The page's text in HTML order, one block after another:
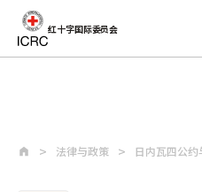
红十字国际委员会
法律与政策 日内瓦四公